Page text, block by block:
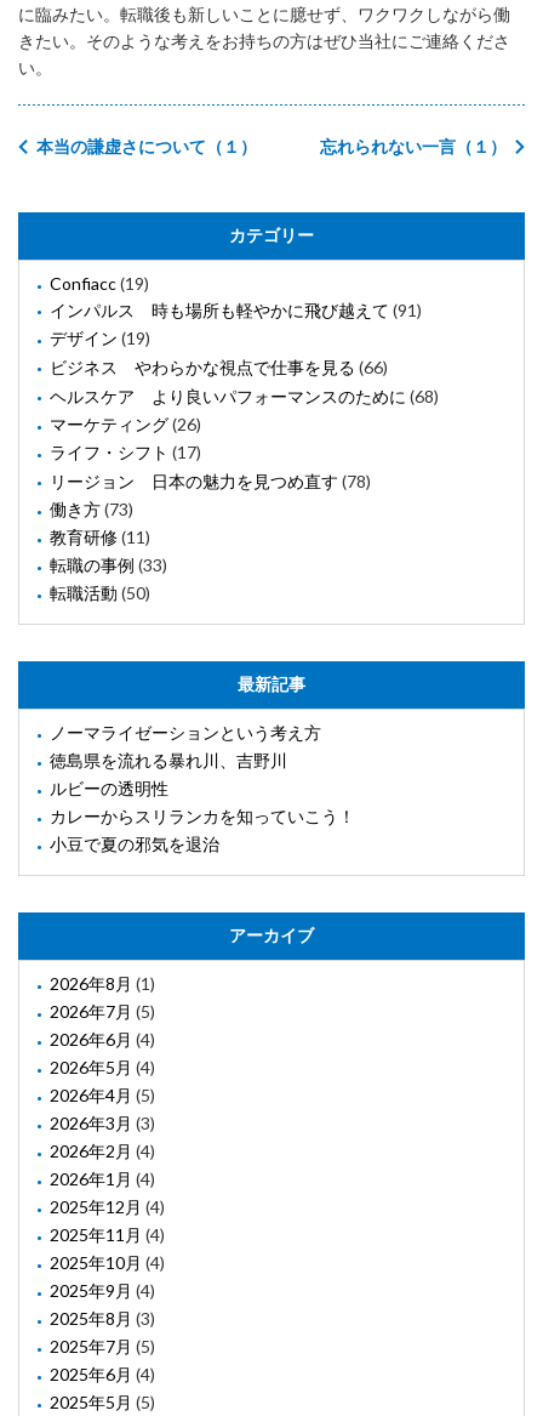
に臨みたい。転職後も新しいことに臆せず、ワクワクしながら働
きたい。そのような考えをお持ちの方はぜひ当社にご連絡くださ
い。
忘れられない一言（１）
本当の謙虚さについて（１）
カテゴリー
Confiacc(19)
インパルス 時も場所も軽やかに飛び越えて (91)
デザイン (19)
ビジネス やわらかな視点で仕事を見る (66)
ヘルスケア より良いパフォーマンスのために (68)
マーケティング(26)
ライフ・シフト (17)
リージョン 日本の魅力を見つめ直す (78)
働き方(73)
教育研修(11)
転職の事例 (33)
転職活動 (50)
最新記事
ノーマライゼーションという考え方
徳島県を流れる暴れ川、吉野川
ルビーの透明性
カレーからスリランカを知っていこう！
小豆で夏の邪気を退治
アーカイブ
2026年8月 (1)
2026年7月 (5)
2026年6月 (4)
2026年5月 (4)
2026年4月 (5)
2026年3月 (3)
2026年2月 (4)
2026年1月 (4)
2025年12月 (4)
2025年11月 (4)
2025年10月 (4)
2025年9月 (4)
2025年8月 (3)
2025年7月 (5)
2025年6月 (4)
2025年5月 (5)